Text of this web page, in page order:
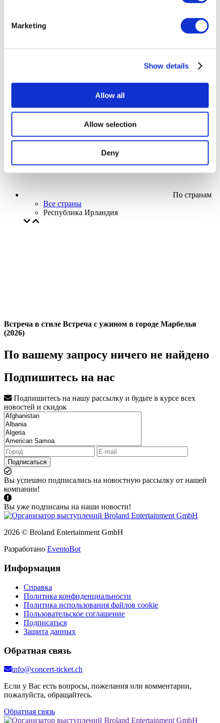
Marketing
Show details
Allow all
Allow selection
Deny
Без поджанра
Применить
По странам
Все страны
Республика Ирландия
Встреча в стиле Встреча с ужином в городе Марбелья
(2026)
По вашему запросу ничего не найдено
Подпишитесь на нас
Подпишитесь на нашу рассылку и будьте в курсе всех
новостей и скидок
Подписаться
Вы успешно подписались на новостную рассылку от нашей
компании!
Вы уже подписаны на наши новости!
2026 © Broland Entertainment GmbH
Разработано EventoBot
Информация
Справка
Политика конфиденциальности
Политика использования файлов cookie
Пользовательское соглашение
Подписаться
Защита данных
Обратная связь
info@concert-ticket.ch
Если у Вас есть вопросы, пожелания или комментарии,
пожалуйста, обращайтесь.
Обратная связь